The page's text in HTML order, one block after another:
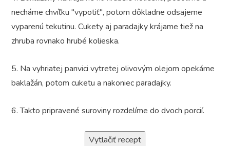
necháme chvíľku "vypotiť", potom dôkladne odsajeme
vyparenú tekutinu. Cukety aj paradajky krájame tiež na
zhruba rovnako hrubé kolieska.
5. Na vyhriatej panvici vytretej olivovým olejom opekáme
baklažán, potom cuketu a nakoniec paradajky.
6. Takto pripravené suroviny rozdelíme do dvoch porcií.
Vytlačiť recept